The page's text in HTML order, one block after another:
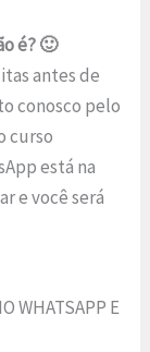
é? 🙂
antes de
conosco pelo
curso
está na
e você será
WHATSAPP E